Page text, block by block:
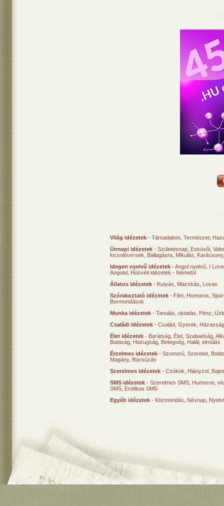
Világ idézetek - Társadalom Természet
Ünnepi idézetek - Születésnap Esküvői
locsolóversek
Ballagásra Mikulás Karácsony
Idegen nyelvű idézetek -Angol nyelvű I
Angolul Húsvéti idézetek - Németül
Állatos idézetek - Kutyás Macskás
Lovas
Szórakoztató idézetek - Film Humoros
Bormondások
Munka idézetek - Tanulás, oktatás Pénz
Családi idézetek - Család Gyerek
Élet idézetek - Barátság Élet Szabadság
Butaság Hazugság Betegség Halál, elmúlás
Érzelmes idézetek - Szomorú Szeretet
Magány, Búcsúzás
Szerelmes idézetek - Csókok Hiányzol
SMS idézetek - Szerelmes SMS Humoros,
SMS Erotikus SMS
Egyéb idézetek - Közmondás Névnap